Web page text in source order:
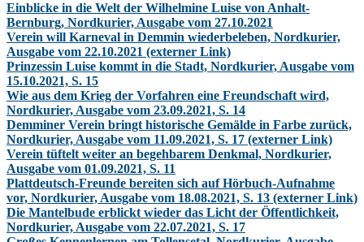
Einblicke in die Welt der Wilhelmine Luise von Anhalt-
Bernburg, Nordkurier, Ausgabe vom 27.10.2021
Verein will Karneval in Demmin wiederbeleben, Nordkurier,
Ausgabe vom 22.10.2021 (externer Link)
Prinzessin Luise kommt in die Stadt, Nordkurier, Ausgabe vom
15.10.2021, S. 15
Wie aus dem Krieg der Vorfahren eine Freundschaft wird,
Nordkurier, Ausgabe vom 23.09.2021, S. 14
Demminer Verein bringt historische Gemälde in Farbe zurück,
Nordkurier, Ausgabe vom 11.09.2021, S. 17 (externer Link)
Verein tüftelt weiter an begehbarem Denkmal, Nordkurier,
Ausgabe vom 01.09.2021, S. 11
Plattdeutsch-Freunde bereiten sich auf Hörbuch-Aufnahme
vor, Nordkurier, Ausgabe vom 18.08.2021, S. 13 (externer Link)
Die Mantelbude erblickt wieder das Licht der Öffentlichkeit,
Nordkurier, Ausgabe vom 22.07.2021, S. 17